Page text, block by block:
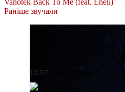
Vanotek Back To Me (feat. Eneli)
Раніше звучали
12:57 Caliente